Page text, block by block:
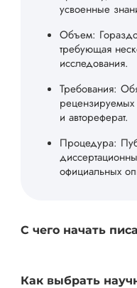
усвоенные
Объем:
требующая
исследования.
Требования:
и автореферат.
Процедура:
официальных
С чего начать
Как выбрать